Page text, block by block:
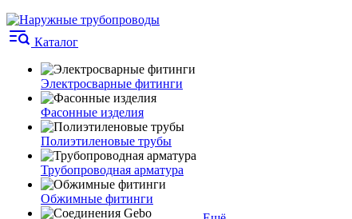
Каталог
Электросварные фитинги
Фасонные изделия
Полиэтиленовые трубы
Трубопроводная арматура
Обжимные фитинги